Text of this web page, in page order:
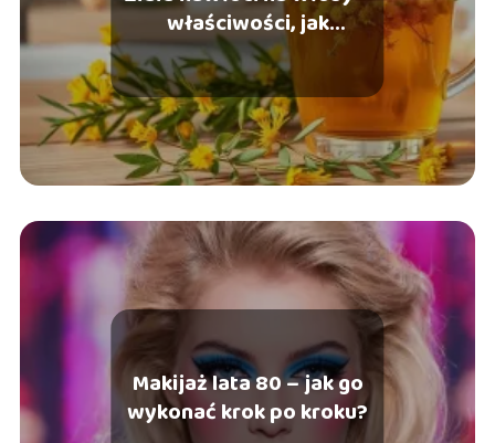
właściwości, jak
stosować?
Makijaż lata 80 – jak go
wykonać krok po kroku?